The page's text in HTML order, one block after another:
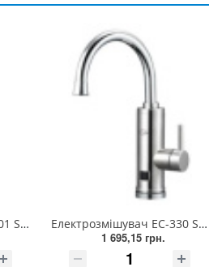
Електрозмішувач EC-301 SOLONE 3 кВт на мийку+індикатор+ПЗО (УЗО) (1/10)
Електрозмішувач EC-330 SOLONE 3 кВт на мийку, LED-екран, нерж. (1/10)
1 695,15 грн.